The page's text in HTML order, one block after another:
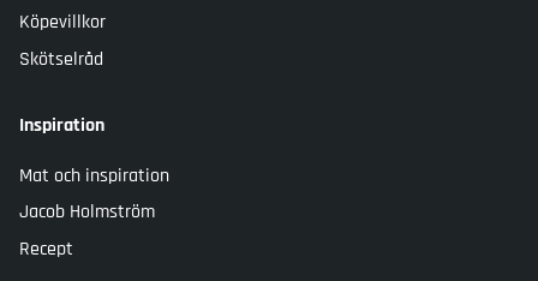
Köpevillkor
Skötselråd
Inspiration
Mat och inspiration
Jacob Holmström
Recept